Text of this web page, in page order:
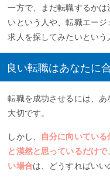
一方で、まだ転職するか
いという人や、転職エー
求人を探してみたいという
良い転職はあなたに
転職を成功させるには、
大切です。
しかし、
自分に向いてい
と漠然と思っているだけ
い場合は、どうすればいい